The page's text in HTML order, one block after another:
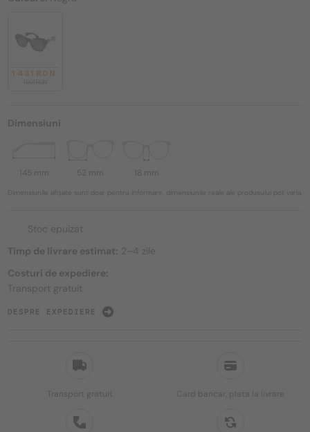
Transport gratuit Card bancar, plata la livrare
1 431 RON
Dimensiuni
145 mm 52 mm 18 mm
Dimensiunile afișate sunt doar pentru informare, dimensiunile reale ale produsului pot varia.
Stoc epuizat
Timp de livrare estimat: 2–4 zile
Costuri de expediere:
Transport gratuit
DESPRE EXPEDIERE